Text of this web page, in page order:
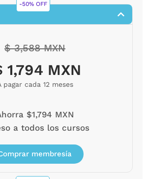
-50% OFF
$ 3,588 MXN
1,794 MXN
pagar cada 12 meses
$1,794 MXN
a todos los cursos
membresía